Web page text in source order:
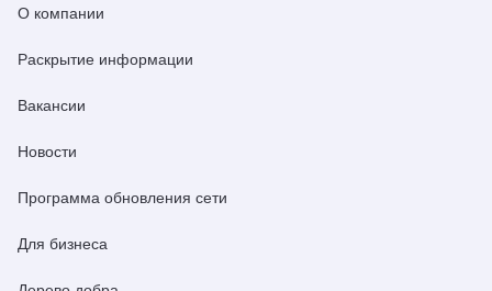
О компании
Раскрытие информации
Вакансии
Новости
Программа обновления сети
Для бизнеса